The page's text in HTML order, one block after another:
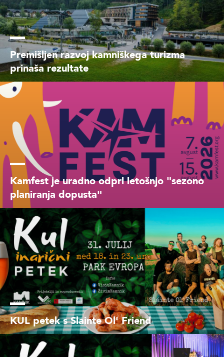
Premišljen razvoj kamniškega turizma
prinaša rezultate
Kamfest je uradno odprl letošnjo "sezono
planiranja dopusta"
KUL petek s Slainte Ol' Friend